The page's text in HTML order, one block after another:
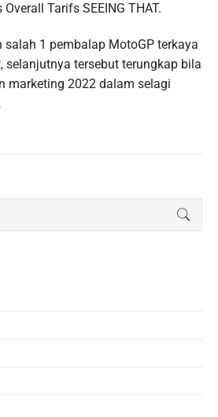
Tarifs SEEING THAT.
1 pembalap MotoGP terkaya
selanjutnya tersebut terungkap bila
marketing 2022 dalam selagi